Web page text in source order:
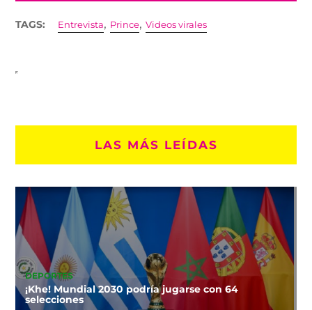
TAGS: Entrevista, Prince,Videos virales
LAS MÁS LEÍDAS
DEPORTES
¡Khe! Mundial 2030 podría jugarse con 64
selecciones